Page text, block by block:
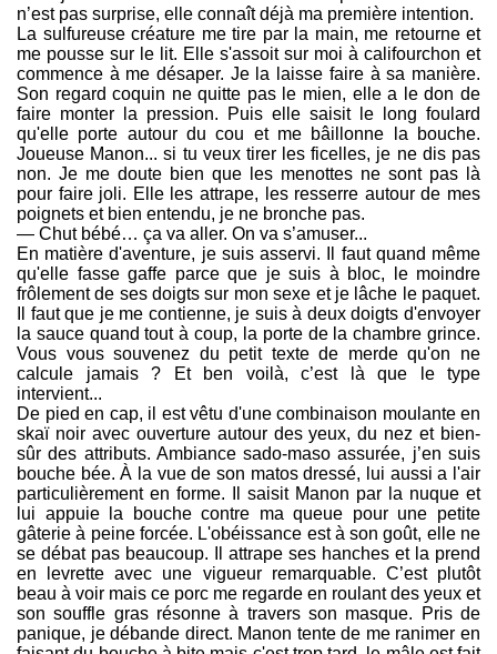
n’est pas surprise, elle connaît déjà ma première intention.
La sulfureuse créature me tire par la main, me retourne et
me pousse sur le lit. Elle s'assoit sur moi à califourchon et
commence à me désaper. Je la laisse faire à sa manière.
Son regard coquin ne quitte pas le mien, elle a le don de
faire monter la pression. Puis elle saisit le long foulard
qu'elle porte autour du cou et me bâillonne la bouche.
Joueuse Manon... si tu veux tirer les ficelles, je ne dis pas
non. Je me doute bien que les menottes ne sont pas là
pour faire joli. Elle les attrape, les resserre autour de mes
poignets et bien entendu, je ne bronche pas.
— Chut bébé… ça va aller. On va s’amuser...
En matière d'aventure, je suis asservi. Il faut quand même
qu'elle fasse gaffe parce que je suis à bloc, le moindre
frôlement de ses doigts sur mon sexe et je lâche le paquet.
Il faut que je me contienne, je suis à deux doigts d'envoyer
la sauce quand tout à coup, la porte de la chambre grince.
Vous vous souvenez du petit texte de merde qu'on ne
calcule jamais ? Et ben voilà, c’est là que le type
intervient...
De pied en cap, il est vêtu d'une combinaison moulante en
skaï noir avec ouverture autour des yeux, du nez et bien-
sûr des attributs. Ambiance sado-maso assurée, j’en suis
bouche bée. À la vue de son matos dressé, lui aussi a l'air
particulièrement en forme. Il saisit Manon par la nuque et
lui appuie la bouche contre ma queue pour une petite
gâterie à peine forcée. L'obéissance est à son goût, elle ne
se débat pas beaucoup. Il attrape ses hanches et la prend
en levrette avec une vigueur remarquable. C’est plutôt
beau à voir mais ce porc me regarde en roulant des yeux et
son souffle gras résonne à travers son masque. Pris de
panique, je débande direct. Manon tente de me ranimer en